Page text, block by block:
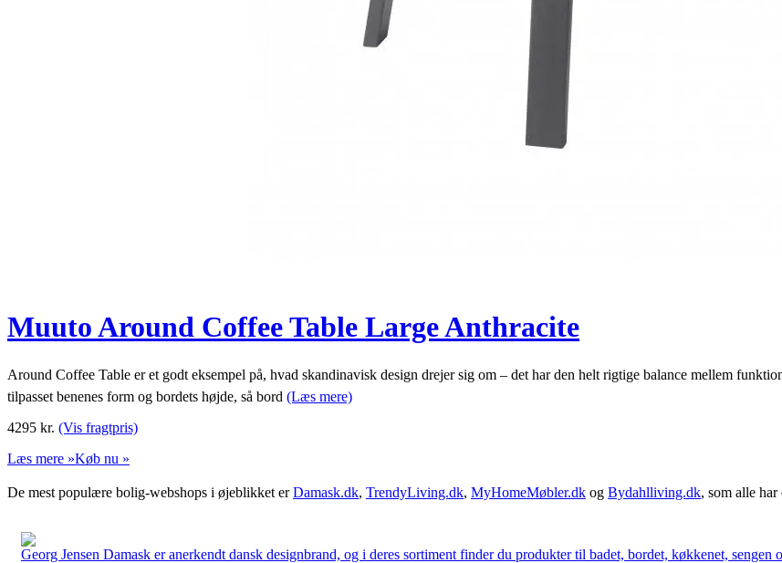
Muuto Around Coffee Table Large Anthracite
Around Coffee Table er et godt eksempel på, hvad skandinavisk design drejer sig om – det har den helt rigtige balance mellem
tilpasset benenes form og bordets højde, så bord (Læs mere)
4295 kr. (Vis fragtpris)
Læs mere »Køb nu »
De mest populære bolig-webshops i øjeblikket erDamask.dk, TrendyLiving.dk, MyHomeMøbler.dk og Bydahlliving.dk, som alle
Georg Jensen Damask er anerkendt dansk designbrand, og i deres sortiment finder du produkter til badet, bordet, køkkenet,